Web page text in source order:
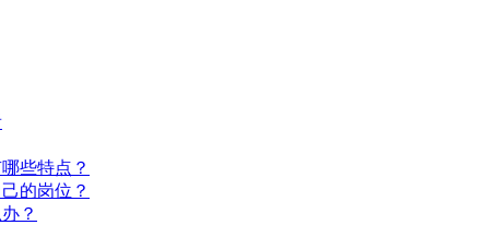
些特点？
的岗位？
？